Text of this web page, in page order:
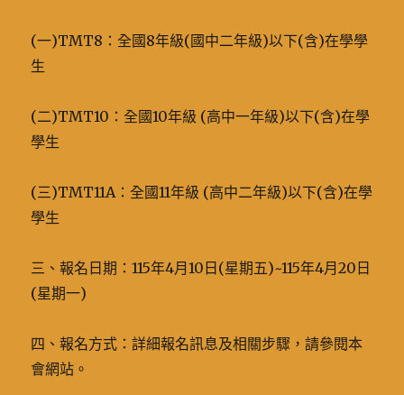
(一)TMT8：全國8年級(國中二年級)以下(含)在學學
生
(二)TMT10：全國10年級 (高中一年級)以下(含)在學
學生
(三)TMT11A：全國11年級 (高中二年級)以下(含)在學
學生
三、報名日期：115年4月10日(星期五)~115年4月20日
(星期一)
四、報名方式：詳細報名訊息及相關步驟，請參閱本
會網站。